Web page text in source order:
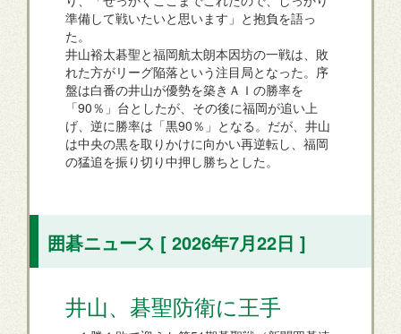
準備して戦いたいと思います」と抱負を語っ
た。
井山裕太碁聖と福岡航太朗本因坊の一戦は、敗
れた方がリーグ陥落という注目局となった。序
盤は白番の井山が優勢を築きＡＩの勝率を
「90％」台としたが、その後に福岡が追い上
げ、逆に勝率は「黒90％」となる。だが、井山
は中央の黒を取りかけに向かい再逆転し、福岡
の猛追を振り切り中押し勝ちとした。
囲碁ニュース [ 2026年7月22日 ]
井山、碁聖防衛に王手